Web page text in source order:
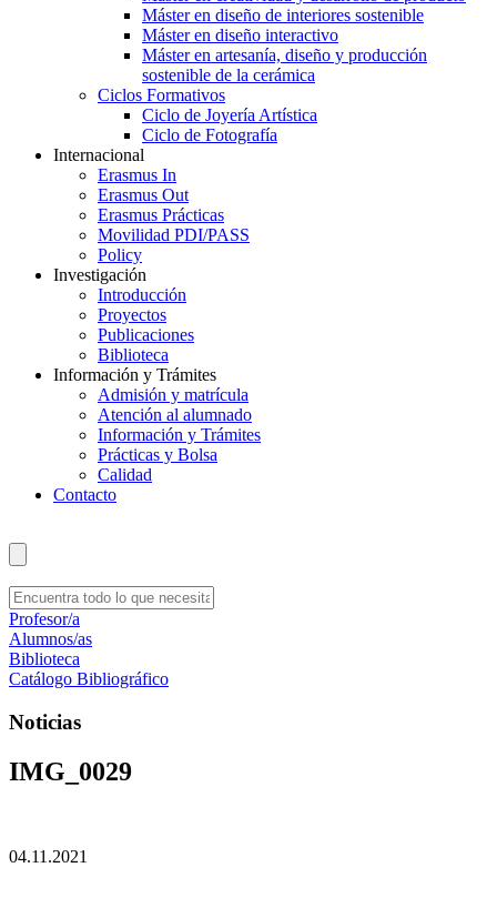
Máster en diseño de interiores sostenible
Máster en diseño interactivo
Máster en artesanía, diseño y producción
sostenible de la cerámica
Ciclos Formativos
Ciclo de Joyería Artística
Ciclo de Fotografía
Internacional
Erasmus In
Erasmus Out
Erasmus Prácticas
Movilidad PDI/PASS
Policy
Investigación
Introducción
Proyectos
Publicaciones
Biblioteca
Información y Trámites
Admisión y matrícula
Atención al alumnado
Información y Trámites
Prácticas y Bolsa
Calidad
Contacto
Profesor/a
Alumnos/as
Biblioteca
Catálogo Bibliográfico
Noticias
IMG_0029
04.11.2021